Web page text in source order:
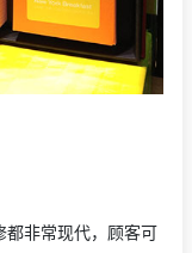
非常现代，顾客可